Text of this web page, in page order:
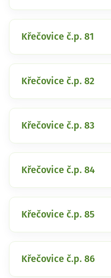
Křečovice č.p. 81
Křečovice č.p. 82
Křečovice č.p. 83
Křečovice č.p. 84
Křečovice č.p. 85
Křečovice č.p. 86